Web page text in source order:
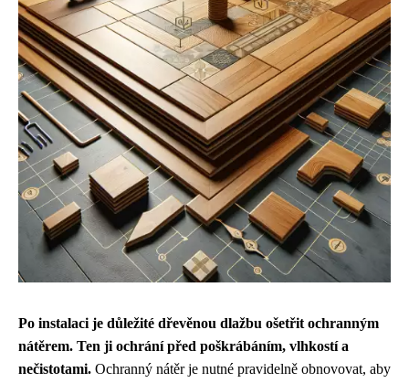
Po instalaci je důležité dřevěnou dlažbu ošetřit ochranným
nátěrem. Ten ji ochrání před poškrábáním, vlhkostí a
nečistotami. Ochranný nátěr je nutné pravidelně obnovovat, aby